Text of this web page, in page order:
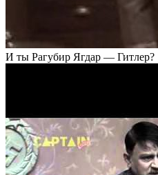
И ты Рагубир Ягдар — Гитлер?